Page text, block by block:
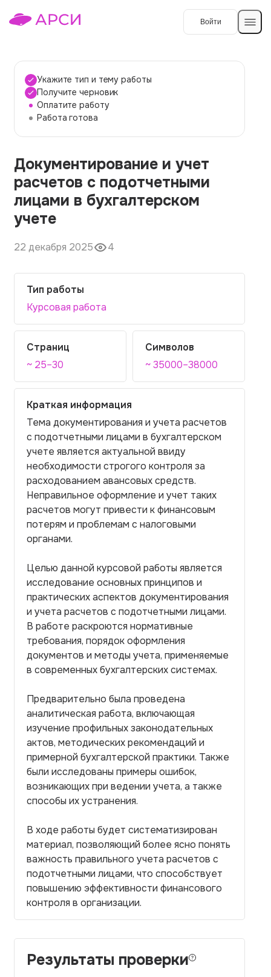
Войти
Темы работ
О сервисе
О компании
Наши гарантии
Порядок оплаты
Контакты
Укажите тип и тему работы
Получите черновик
Оплатите работу
Работа готова
Документирование и учет
расчетов с подотчетными
лицами в бухгалтерском
учете
22 декабря 2025 4
Тип работы
Курсовая работа
Страниц
~ 25–30
Символов
~ 35000–38000
Краткая информация
Тема документирования и учета расчетов
с подотчетными лицами в бухгалтерском
учете является актуальной ввиду
необходимости строгого контроля за
расходованием авансовых средств.
Неправильное оформление и учет таких
расчетов могут привести к финансовым
потерям и проблемам с налоговыми
органами.
Целью данной курсовой работы является
исследование основных принципов и
практических аспектов документирования
и учета расчетов с подотчетными лицами.
В работе раскроются нормативные
требования, порядок оформления
документов и методы учета, применяемые
в современных бухгалтерских системах.
Предварительно была проведена
аналитическая работа, включающая
изучение профильных законодательных
актов, методических рекомендаций и
примерной бухгалтерской практики. Также
были исследованы примеры ошибок,
возникающих при ведении учета, а также
способы их устранения.
В ходе работы будет систематизирован
материал, позволяющий более ясно понять
важность правильного учета расчетов с
подотчетными лицами, что способствует
повышению эффективности финансового
контроля в организации.
Результаты проверки